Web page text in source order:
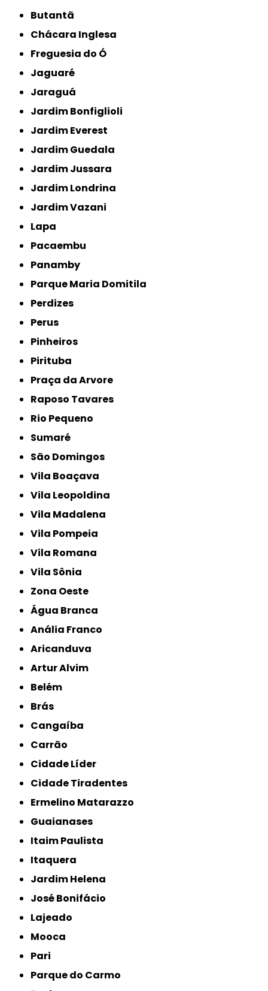
Butantã
Chácara Inglesa
Freguesia do Ó
Jaguaré
Jaraguá
Jardim Bonfiglioli
Jardim Everest
Jardim Guedala
Jardim Jussara
Jardim Londrina
Jardim Vazani
Lapa
Pacaembu
Panamby
Parque Maria Domitila
Perdizes
Perus
Pinheiros
Pirituba
Praça da Arvore
Raposo Tavares
Rio Pequeno
Sumaré
São Domingos
Vila Boaçava
Vila Leopoldina
Vila Madalena
Vila Pompeia
Vila Romana
Vila Sônia
Zona Oeste
Água Branca
Anália Franco
Aricanduva
Artur Alvim
Belém
Brás
Cangaíba
Carrão
Cidade Líder
Cidade Tiradentes
Ermelino Matarazzo
Guaianases
Itaim Paulista
Itaquera
Jardim Helena
José Bonifácio
Lajeado
Mooca
Pari
Parque do Carmo